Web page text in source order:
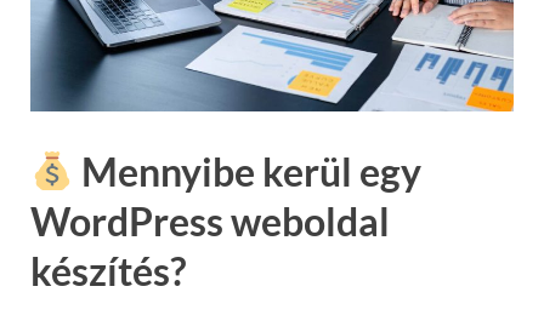
Mennyibe kerül egy
WordPress weboldal
készítés?